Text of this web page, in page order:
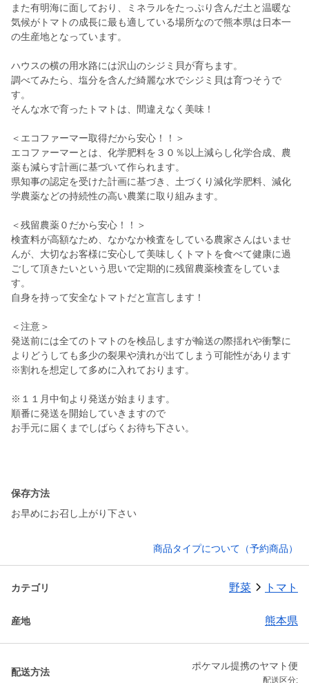
また有明海に面しており、ミネラルをたっぷり含んだ土と温暖な
気候がトマトの成長に最も適している場所なので熊本県は日本一
の生産地となっています。
ハウスの横の用水路には沢山のシジミ貝が育ちます。
調べてみたら、塩分を含んだ綺麗な水でシジミ貝は育つそうで
す。
そんな水で育ったトマトは、間違えなく美味！
＜エコファーマー取得だから安心！！＞
エコファーマーとは、化学肥料を３０％以上減らし化学合成、農
薬も減らす計画に基づいて作られます。
県知事の認定を受けた計画に基づき、土づくり減化学肥料、減化
学農薬などの持続性の高い農業に取り組みます。
＜残留農薬０だから安心！！＞
検査料が高額なため、なかなか検査をしている農家さんはいませ
んが、大切なお客様に安心して美味しくトマトを食べて健康に過
ごして頂きたいという思いで定期的に残留農薬検査をしていま
す。
自身を持って安全なトマトだと宣言します！
＜注意＞
発送前には全てのトマトのを検品しますが輸送の際揺れや衝撃に
よりどうしても多少の裂果や潰れが出てしまう可能性があります
※割れを想定して多めに入れております。
※１１月中旬より発送が始まります。
順番に発送を開始していきますので
お手元に届くまでしばらくお待ち下さい。
保存方法
お早めにお召し上がり下さい
商品タイプについて（予約商品）
カテゴリ 野菜 トマト
産地 熊本県
配送方法
ポケマル提携のヤマト便
配送区分: